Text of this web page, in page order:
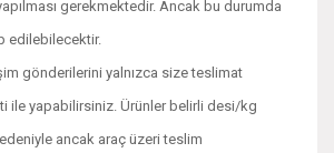
gerekmektedir. Ancak bu durumda
edilebilecektir.
gönderilerini yalnızca size teslimat
ile yapabilirsiniz. Ürünler belirli desi/kg
ancak araç üzeri teslim